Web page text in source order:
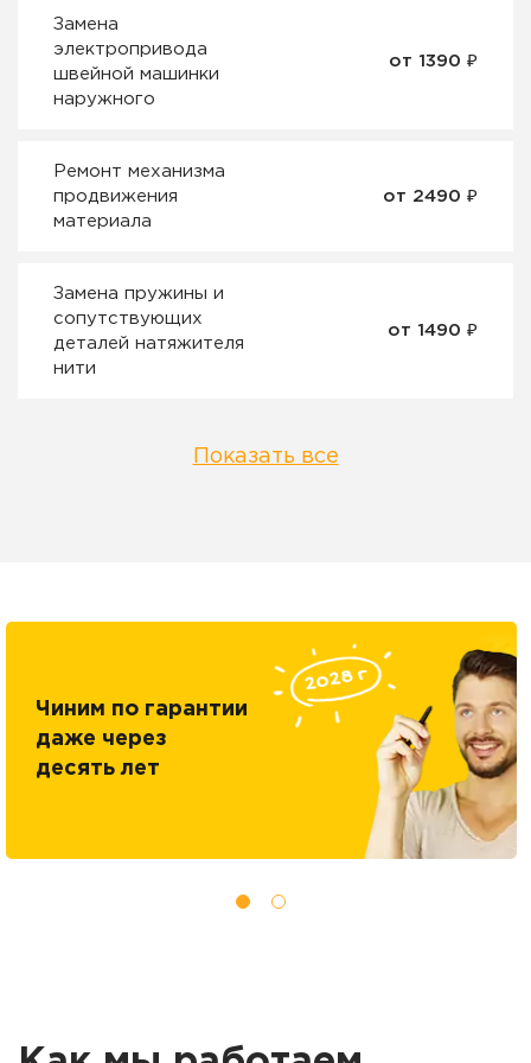
Замена
электропривода
швейной машинки
наружного
от 1390 ₽
Ремонт механизма
продвижения
материала
от 2490 ₽
Замена пружины и
сопутствующих
деталей натяжителя
нити
от 1490 ₽
Показать все
Чиним по гарантии
даже через
десять лет